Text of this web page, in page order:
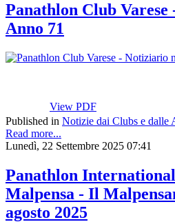
Panathlon Club
Anno 71
View PDF
Published in Notizie dai Clubs e dalle
Read more...
Lunedì, 22 Settembre 2025 07:41
Panathlon
Malpensa - Il
agosto 2025